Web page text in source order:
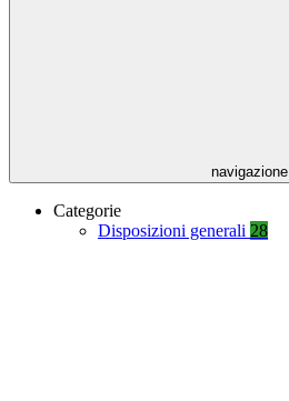
navigazione
Categorie
Disposizioni generali 28